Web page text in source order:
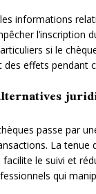
informations
l’inscription
si le
effets pendant
passe par
La tenue
le suivi et
qui